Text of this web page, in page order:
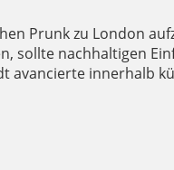
Prunk zu London
sollte nachhaltigen
avancierte innerhalb